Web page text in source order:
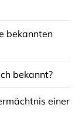
bekannten
bekannt?
einer